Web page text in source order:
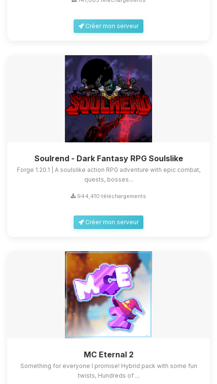
Créer mon serveur
Soulrend - Dark Fantasy RPG Soulslike
Forge 1.20.1 | A soulslike action RPG adventure with epic combat,
quests, bosses...
944,410 téléchargements
Créer mon serveur
MC Eternal 2
Something for everyone I promise! Hybrid pack with some fun
twists, Hundreds of ...